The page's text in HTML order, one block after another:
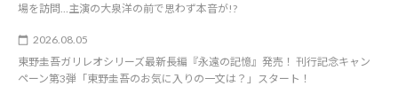
場を訪問…主演の大泉洋の前で思わず本音が!?
2026.08.05
東野圭吾ガリレオシリーズ最新長編『永遠の記憶』発売！ 刊行記念キャン
ペーン第3弾「東野圭吾のお気に入りの一文は？」スタート！